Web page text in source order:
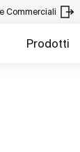
Commerciali
Prodotti